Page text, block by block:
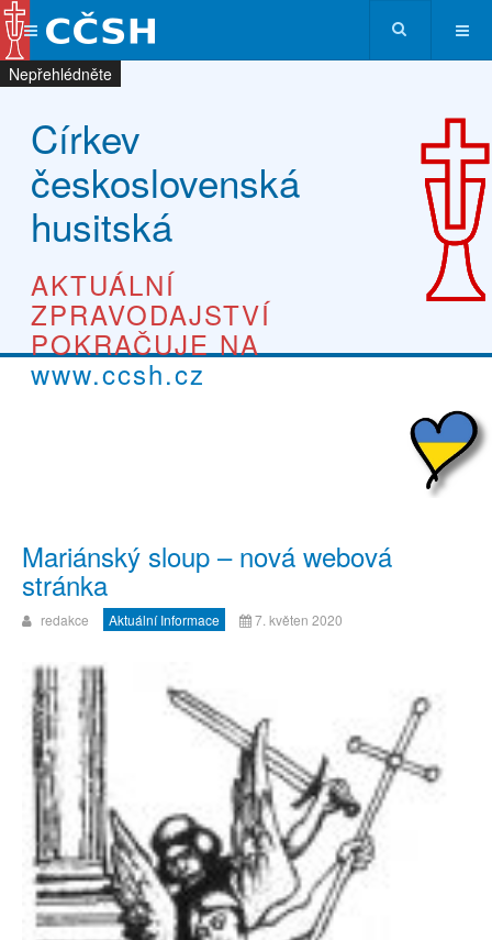
Církev
československá
husitská
AKTUÁLNÍ
ZPRAVODAJSTVÍ
POKRAČUJE NA
www.ccsh.cz
Mariánský sloup – nová webová
stránka
redakce Aktuální Informace 7. květen 2020
Nepřehlédněte
Nepřehlédněte
Nepřehlédněte
Nepřehlédněte